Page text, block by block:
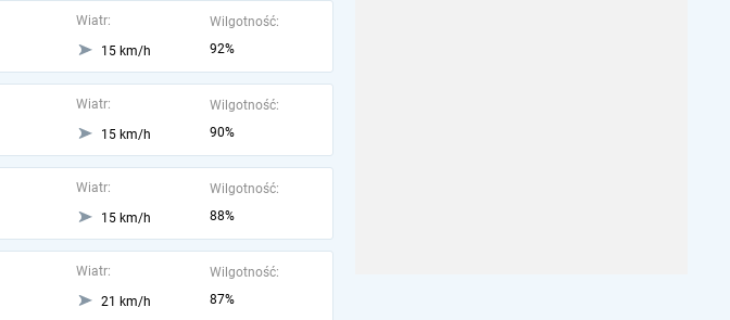
Wiatr:
15 km/h
Wilgotność:
92%
Wiatr:
15 km/h
Wilgotność:
90%
Wiatr:
15 km/h
Wilgotność:
88%
Wiatr:
21 km/h
Wilgotność:
87%